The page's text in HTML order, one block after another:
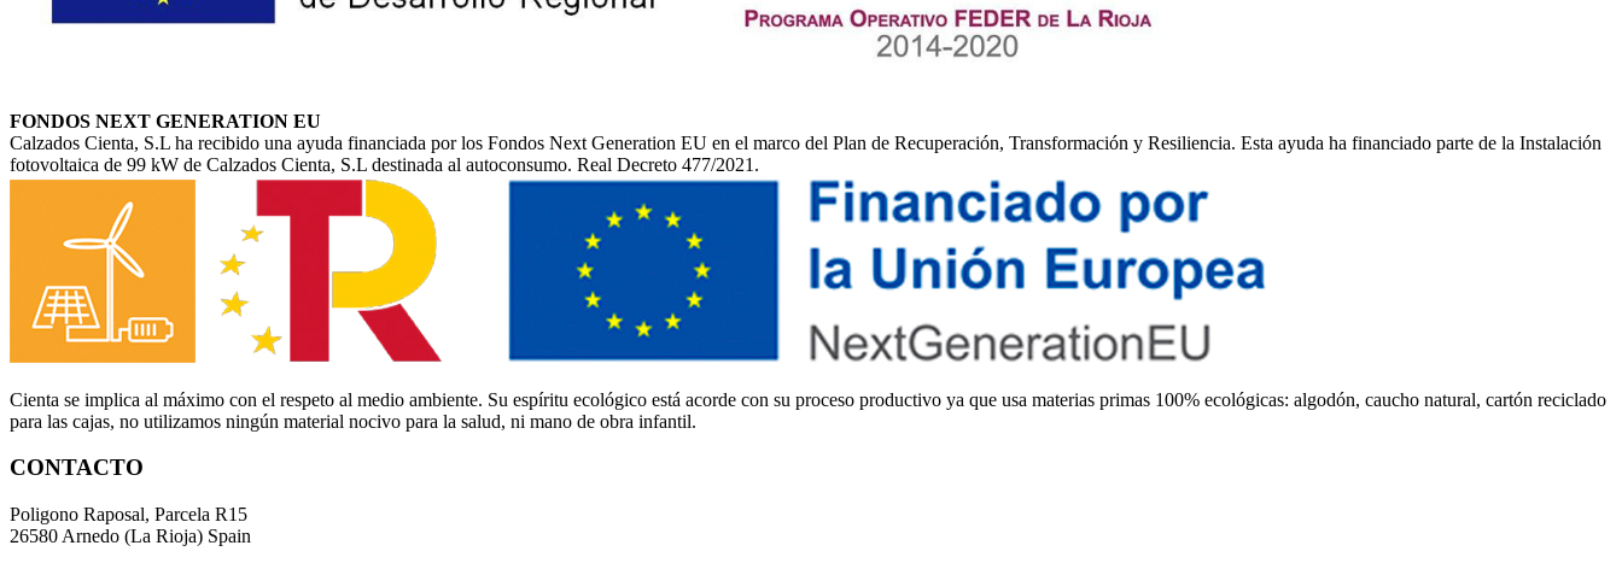
FONDOS NEXT GENERATION EU
Calzados Cienta, S.L ha recibido una ayuda financiada por los Fondos Next Generation EU en el marco del Plan de Recuperación, Transformación y Resiliencia. Esta ayuda ha financiado parte de la Instalación
fotovoltaica de 99 kW de Calzados Cienta, S.L destinada al autoconsumo. Real Decreto 477/2021.
Cienta se implica al máximo con el respeto al medio ambiente. Su espíritu ecológico está acorde con su proceso productivo ya que usa materias primas 100% ecológicas: algodón, caucho natural, cartón reciclado
para las cajas, no utilizamos ningún material nocivo para la salud, ni mano de obra infantil.
CONTACTO
Poligono Raposal, Parcela R15
26580 Arnedo (La Rioja) Spain